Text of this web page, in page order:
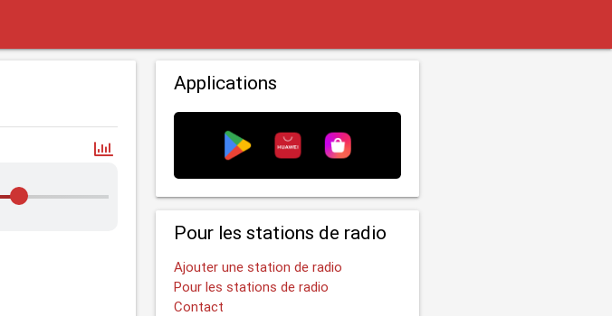
Applications
Pour les stations de radio
Ajouter une station de radio
Pour les stations de radio
Contact